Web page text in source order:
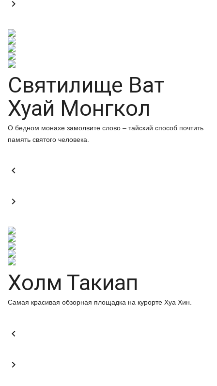

Святилище Ват
Хуай Монгкол
О бедном монахе замолвите слово – тайский способ почтить
память святого человека.


Холм Такиап
Самая красивая обзорная площадка на курорте Хуа Хин.

